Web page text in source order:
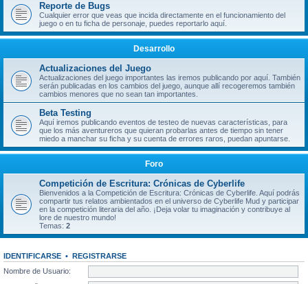
Reporte de Bugs
Cualquier error que veas que incida directamente en el funcionamiento del
juego o en tu ficha de personaje, puedes reportarlo aquí.
Desarrollo
Actualizaciones del Juego
Actualizaciones del juego importantes las iremos publicando por aquí. También
serán publicadas en los cambios del juego, aunque allí recogeremos también
cambios menores que no sean tan importantes.
Beta Testing
Aquí iremos publicando eventos de testeo de nuevas características, para
que los más aventureros que quieran probarlas antes de tiempo sin tener
miedo a manchar su ficha y su cuenta de errores raros, puedan apuntarse.
Foro
Competición de Escritura: Crónicas de Cyberlife
Bienvenidos a la Competición de Escritura: Crónicas de Cyberlife. Aquí podrás
compartir tus relatos ambientados en el universo de Cyberlife Mud y participar
en la competición literaria del año. ¡Deja volar tu imaginación y contribuye al
lore de nuestro mundo!
Temas: 2
IDENTIFICARSE • REGISTRARSE
Nombre de Usuario: